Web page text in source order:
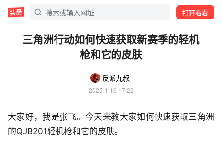
打开看看
三角洲行动如何快速获取新赛季的轻机
枪和它的皮肤
反派九叔
2025-1-16 17:22
大家好，我是张飞。今天来教大家如何快速获取三角洲
的QJB201轻机枪和它的皮肤。